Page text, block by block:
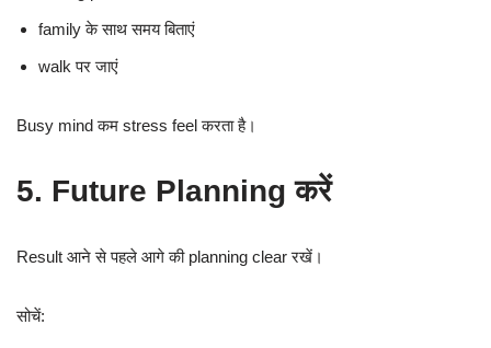
family के साथ समय बिताएं
walk पर जाएं
Busy mind कम stress feel करता है।
5. Future Planning करें
Result आने से पहले आगे की planning clear रखें।
सोचें: